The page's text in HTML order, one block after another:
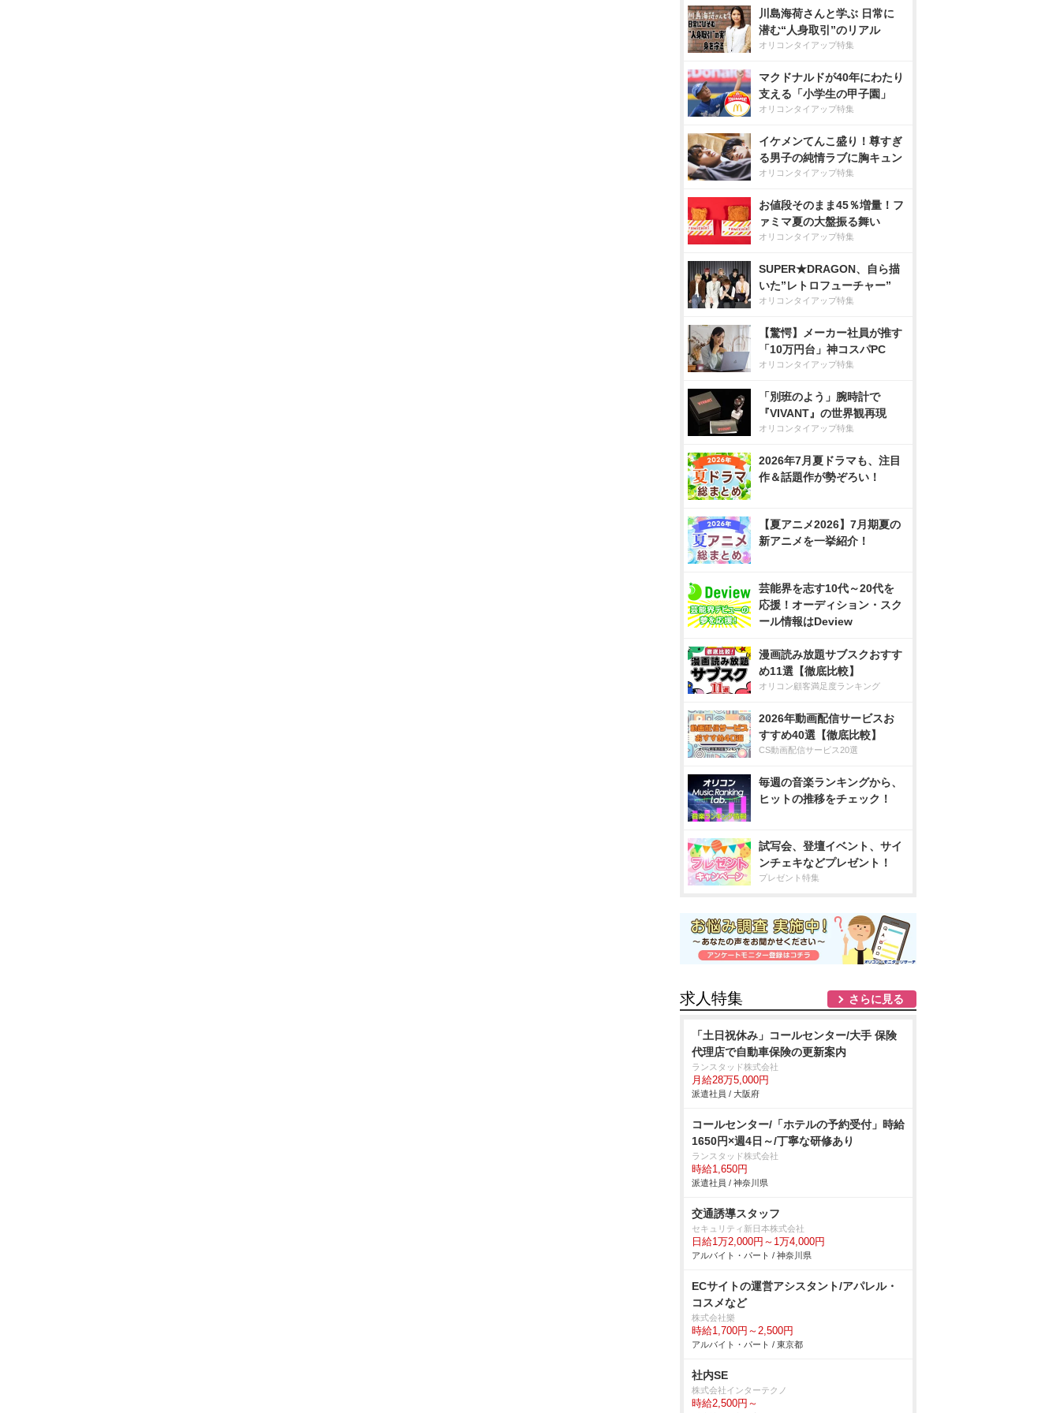
川島海荷さんと学ぶ 日常に
潜む“人身取引”のリアル
オリコンタイアップ特集
マクドナルドが40年にわたり
支える「小学生の甲子園」
オリコンタイアップ特集
イケメンてんこ盛り！尊すぎ
る男子の純情ラブに胸キュン
オリコンタイアップ特集
お値段そのまま45％増量！フ
ァミマ夏の大盤振る舞い
オリコンタイアップ特集
SUPER★DRAGON、自ら描
いた”レトロフューチャー”
オリコンタイアップ特集
【驚愕】メーカー社員が推す
「10万円台」神コスパPC
オリコンタイアップ特集
「別班のよう」腕時計で
『VIVANT』の世界観再現
オリコンタイアップ特集
2026年7月夏ドラマも、注目
作＆話題作が勢ぞろい！
【夏アニメ2026】7月期夏の
新アニメを一挙紹介！
芸能界を志す10代～20代を
応援！オーディション・スク
ール情報はDeview
漫画読み放題サブスクおすす
め11選【徹底比較】
オリコン顧客満足度ランキング
2026年動画配信サービスお
すすめ40選【徹底比較】
CS動画配信サービス20選
毎週の音楽ランキングから、
ヒットの推移をチェック！
試写会、登壇イベント、サイ
ンチェキなどプレゼント！
プレゼント特集
求人特集 さらに見る
「土日祝休み」コールセンター/大手 保険
代理店で自動車保険の更新案内
ランスタッド株式会社
月給28万5,000円
派遣社員 / 大阪府
コールセンター/「ホテルの予約受付」時給
1650円×週4日～/丁寧な研修あり
ランスタッド株式会社
時給1,650円
派遣社員 / 神奈川県
交通誘導スタッフ
セキュリティ新日本株式会社
日給1万2,000円～1万4,000円
アルバイト・パート / 神奈川県
ECサイトの運営アシスタント/アパレル・
コスメなど
株式会社樂
時給1,700円～2,500円
アルバイト・パート / 東京都
社内SE
株式会社インターテクノ
時給2,500円～